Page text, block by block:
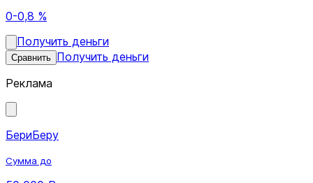
0-0,8 %
Получить деньги
Сравнить Получить деньги
Реклама
БериБеру
Сумма до